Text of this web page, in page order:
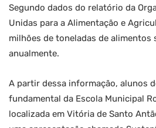
Segundo dados do relatório da
Unidas para a Alimentação e
milhões de toneladas de alimentos
anualmente.
A partir dessa informação, alunos
fundamental da Escola Municipal
localizada em Vitória de Santo